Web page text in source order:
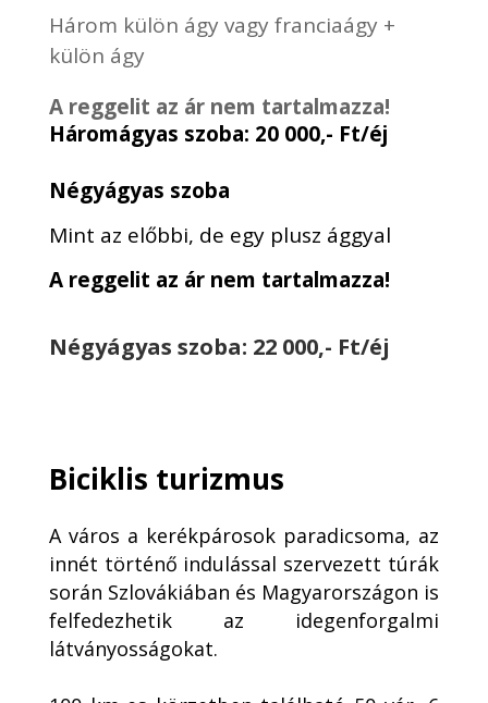
Három külön ágy vagy franciaágy +
külön ágy
A reggelit az ár nem tartalmazza!
Háromágyas szoba: 20 000,- Ft/éj
Négyágyas szoba
Mint az előbbi, de egy plusz ággyal
A reggelit az ár nem tartalmazza!
Négyágyas szoba: 22 000,- Ft/éj
Biciklis turizmus
A város a kerékpárosok paradicsoma, az
innét történő indulással szervezett túrák
során Szlovákiában és Magyarországon is
felfedezhetik az idegenforgalmi
látványosságokat.